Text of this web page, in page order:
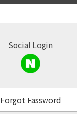
Social Login
Forgot Password